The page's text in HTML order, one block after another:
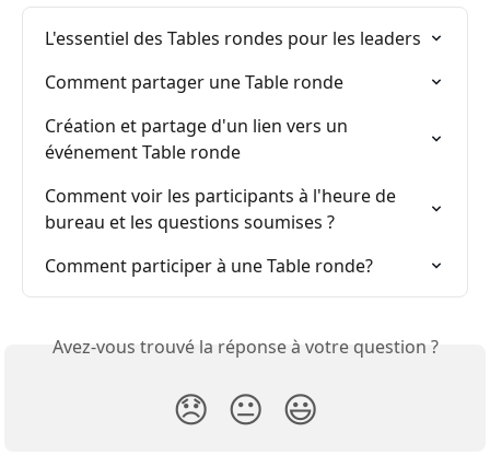
L'essentiel des Tables rondes pour les leaders
Comment partager une Table ronde
Création et partage d'un lien vers un
événement Table ronde
Comment voir les participants à l'heure de
bureau et les questions soumises ?
Comment participer à une Table ronde?
Avez-vous trouvé la réponse à votre question ?
😞 😐 😃